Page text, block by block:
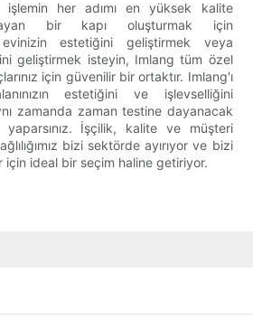
her adımı en yüksek kalite
bir kapı oluşturmak için
evinizin estetiğini geliştirmek veya
geliştirmek isteyin, Imlang tüm özel
için güvenilir bir ortaktır. Imlang'ı
estetiğini ve işlevselliğini
zamanda zaman testine dayanacak
İşçilik, kalite ve müşteri
bizi sektörde ayırıyor ve bizi
için ideal bir seçim haline getiriyor.